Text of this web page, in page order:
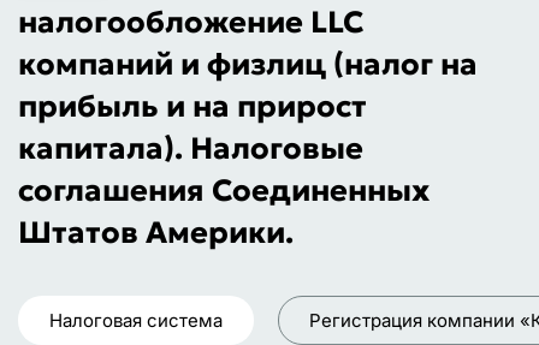
налогообложение LLC
компаний и физлиц (налог на
прибыль и на прирост
капитала). Налоговые
соглашения Соединенных
Штатов Америки.
Регистрация компании
Налоговая система